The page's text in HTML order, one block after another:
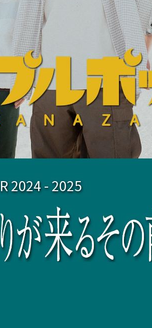
2024 - 2025